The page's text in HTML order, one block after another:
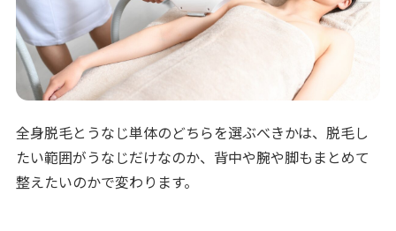
全身脱毛とうなじ単体のどちらを選ぶべきかは、脱毛し
たい範囲がうなじだけなのか、背中や腕や脚もまとめて
整えたいのかで変わります。